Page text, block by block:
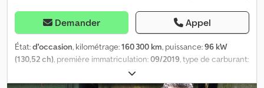
Demander Appel
État:d'occasion, kilométrage:160 300 km, puissance:96 kW
(130,52 ch), première immatriculation:09/2019, type de carburant:
2 essieux
d'engrenage:mécanique, classe d'émission:Euro 6, Année de